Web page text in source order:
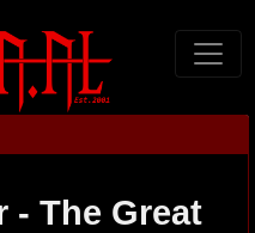
- The Great